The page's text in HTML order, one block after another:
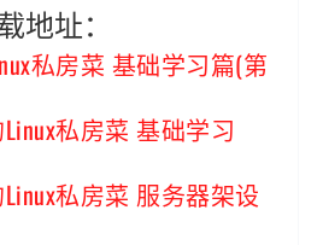
地址：
私房菜 基础学习篇(第
私房菜 基础学习
私房菜 服务器架设